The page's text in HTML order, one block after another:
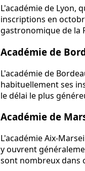
L'académie de Lyon,
inscriptions en
gastronomique de la
Académie de
L'académie de
habituellement ses
le délai le plus
Académie de
L'académie Aix-
y ouvrent
sont nombreux